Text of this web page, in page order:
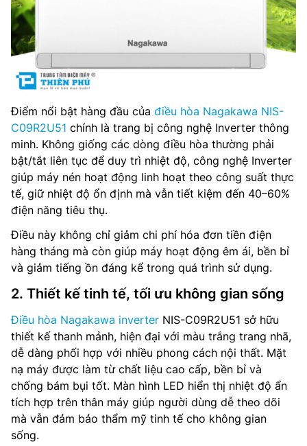
Điểm nổi bật hàng đầu của điều hòa Nagakawa NIS-
C09R2U51 chính là trang bị công nghệ Inverter thông
minh. Không giống các dòng điều hòa thường phải
bật/tắt liên tục để duy trì nhiệt độ, công nghệ Inverter
giúp máy nén hoạt động linh hoạt theo công suất thực
tế, giữ nhiệt độ ổn định mà vẫn tiết kiệm đến 40–60%
điện năng tiêu thụ.
Điều này không chỉ giảm chi phí hóa đơn tiền điện
hàng tháng mà còn giúp máy hoạt động êm ái, bền bỉ
và giảm tiếng ồn đáng kể trong quá trình sử dụng.
2. Thiết kế tinh tế, tối ưu không gian sống
Điều hòa Nagakawa inverter NIS-C09R2U51 sở hữu
thiết kế thanh mảnh, hiện đại với màu trắng trang nhã,
dễ dàng phối hợp với nhiều phong cách nội thất. Mặt
nạ máy được làm từ chất liệu cao cấp, bền bỉ và
chống bám bụi tốt. Màn hình LED hiển thị nhiệt độ ẩn
tích hợp trên thân máy giúp người dùng dễ theo dõi
mà vẫn đảm bảo thẩm mỹ tinh tế cho không gian
sống.